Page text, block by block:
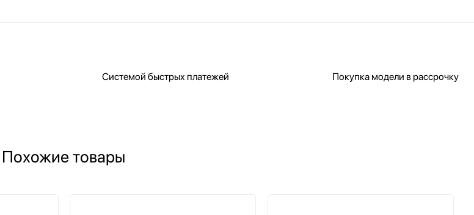
Системой быстрых платежей Покупка модели в рассрочку
Похожие товары